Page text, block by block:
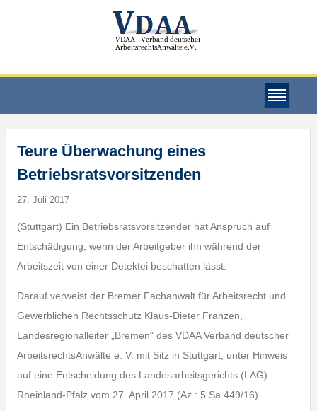
Teure Überwachung eines
Betriebsratsvorsitzenden
27. Juli 2017
(Stuttgart) Ein Betriebsratsvorsitzender hat Anspruch auf
Entschädigung, wenn der Arbeitgeber ihn während der
Arbeitszeit von einer Detektei beschatten lässt.
Darauf verweist der Bremer Fachanwalt für Arbeitsrecht und
Gewerblichen Rechtsschutz Klaus-Dieter Franzen,
Landesregionalleiter „Bremen“ des VDAA Verband deutscher
ArbeitsrechtsAnwälte e. V. mit Sitz in Stuttgart, unter Hinweis
auf eine Entscheidung des Landesarbeitsgerichts (LAG)
Rheinland-Pfalz vom 27. April 2017 (Az.: 5 Sa 449/16).